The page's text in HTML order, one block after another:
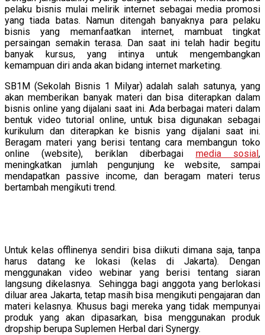
pelaku bisnis mulai melirik internet sebagai media promosi
yang tiada batas. Namun ditengah banyaknya para pelaku
bisnis yang memanfaatkan internet, mambuat tingkat
persaingan semakin terasa. Dan saat ini telah hadir begitu
banyak kursus, yang intinya untuk mengembangkan
kemampuan diri anda akan bidang internet marketing.
SB1M (Sekolah Bisnis 1 Milyar) adalah salah satunya, yang
akan memberikan banyak materi dan bisa diterapkan dalam
bisnis online yang dijalani saat ini. Ada berbagai materi dalam
bentuk video tutorial online, untuk bisa digunakan sebagai
kurikulum dan diterapkan ke bisnis yang dijalani saat ini.
Beragam materi yang berisi tentang cara membangun toko
online (website), beriklan diberbagai media sosial,
meningkatkan jumlah pengunjung ke website, sampai
mendapatkan passive income, dan beragam materi terus
bertambah mengikuti trend.
Untuk kelas offlinenya sendiri bisa diikuti dimana saja, tanpa
harus datang ke lokasi (kelas di Jakarta). Dengan
menggunakan video webinar yang berisi tentang siaran
langsung dikelasnya. Sehingga bagi anggota yang berlokasi
diluar area Jakarta, tetap masih bisa mengikuti pengajaran dan
materi kelasnya. Khusus bagi mereka yang tidak mempunyai
produk yang akan dipasarkan, bisa menggunakan produk
dropship berupa Suplemen Herbal dari Synergy.